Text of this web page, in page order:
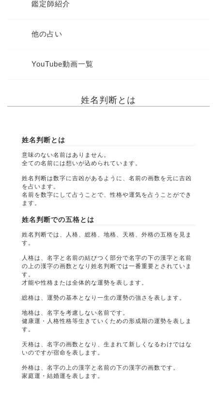
鑑定師紹介
他の占い
YouTube動画一覧
姓名判断とは
姓名判断とは
意味のない名前はありません。
全ての名前には想いが込められています。
姓名判断は数字に吉凶があるように、名前の画数を元に吉凶
を占います。
名前を数字にして占うことで、性格や運気を占うことができ
ます。
姓名判断での五格とは
姓名判断では、人格、総格、地格、天格、外格の五格を見ま
す。
人格は、名字と名前の結びつく部分で名字の下の漢字と名前
の上の漢字の画数となり姓名判断では一番重要とされていま
す。
才能や性格または全体的な運勢を表します。
総格は、運勢の基本となり一生の運勢の強さを表します。
地格は、名字を考慮しない名前です。
健康運・人格性格等生きていくための形成期の運勢を表しま
す。
天格は、名字の画数となり、生まれて新しくなるわけではな
いのですが宿命を表します。
外格は、名字の上の漢字と名前の下の漢字の画数です。
家庭運・結婚運を表します。